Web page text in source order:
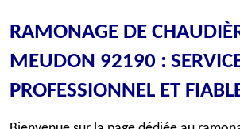
RAMONAGE DE
MEUDON 92190 :
PROFESSIONNEL ET